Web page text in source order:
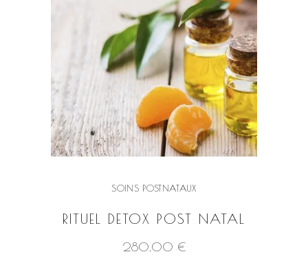
SOINS POSTNATAUX
RITUEL DETOX POST NATAL
280,00 €